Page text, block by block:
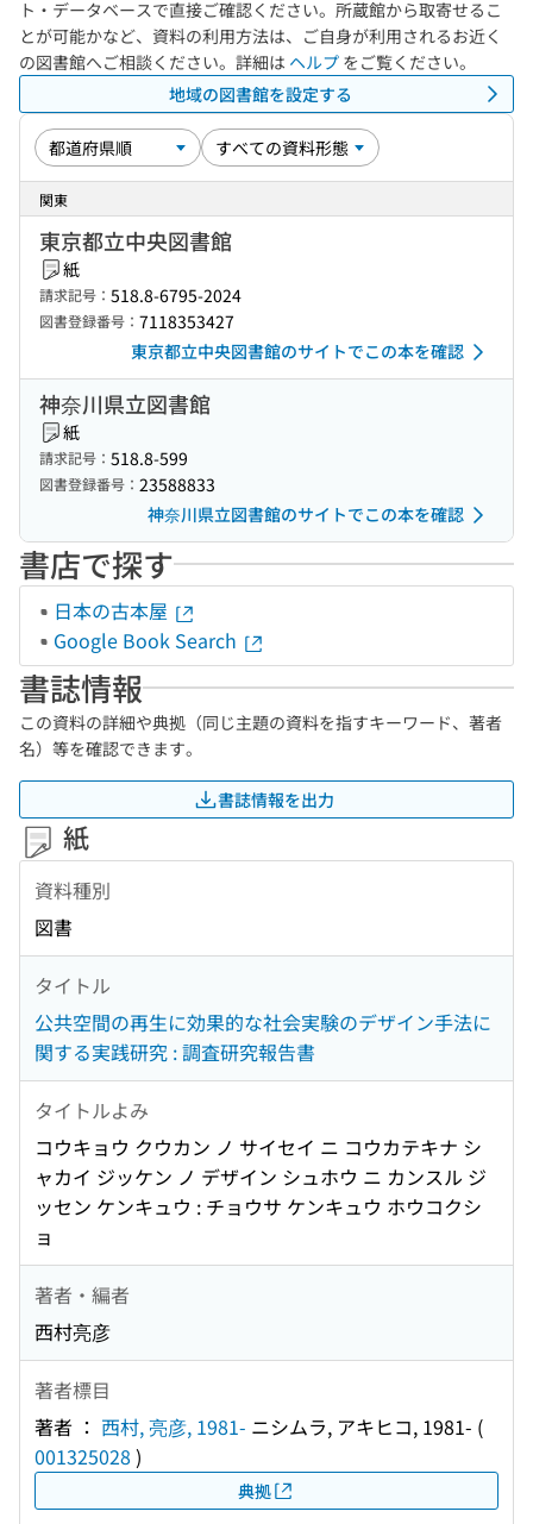
ト・データベースで直接ご確認ください。所蔵館から取寄せるこ
とが可能かなど、資料の利用方法は、ご自身が利用されるお近く
の図書館へご相談ください。詳細は ヘルプ をご覧ください。
地域の図書館を設定する
関東
東京都立中央図書館
紙
請求記号： 518.8-6795-2024
図書登録番号： 7118353427
東京都立中央図書館のサイトでこの本を確認
神奈川県立図書館
紙
請求記号： 518.8-599
図書登録番号： 23588833
神奈川県立図書館のサイトでこの本を確認
書店で探す
日本の古本屋
Google Book Search
書誌情報
この資料の詳細や典拠（同じ主題の資料を指すキーワード、著者
名）等を確認できます。
書誌情報を出力
紙
資料種別
図書
タイトル
公共空間の再生に効果的な社会実験のデザイン手法に
関する実践研究 : 調査研究報告書
タイトルよみ
コウキョウ クウカン ノ サイセイ ニ コウカテキナ シ
ャカイ ジッケン ノ デザイン シュホウ ニ カンスル ジ
ッセン ケンキュウ : チョウサ ケンキュウ ホウコクシ
ョ
著者・編者
西村亮彦
著者標目
著者 ： 西村, 亮彦, 1981- ニシムラ, アキヒコ, 1981- (
001325028 )
典拠